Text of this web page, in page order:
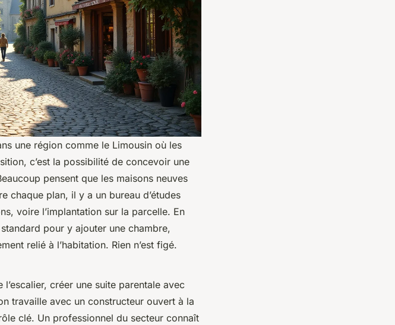
une région comme le Limousin où les
c’est la possibilité de concevoir une
pensent que les maisons neuves
chaque plan, il y a un bureau d’études
voire l’implantation sur la parcelle. En
pour y ajouter une chambre,
relié à l’habitation. Rien n’est figé.
créer une suite parentale avec
travaille avec un constructeur ouvert à la
clé. Un professionnel du secteur connaît